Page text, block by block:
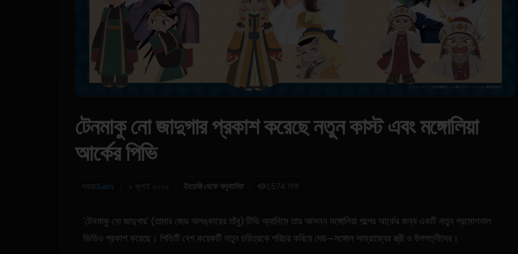
টেনমাকু নো জাদুগার প্রকাশ করেছে নতুন কাস্ট এবং মঙ্গোলিয়া
আর্কের পিভি
দ্বারাSam ৯ জুলাই ২০২৬ ইংরেজি থেকে অনুবাদিত 1,574 ভিউ
'টেনমাকু নো জাদুগার' (তামার জেড অলঙ্কারের তাঁবু) টিভি অ্যানিমে তার আসন্ন মঙ্গোলিয়া গল্পের আর্কের জন্য একটি নতুন প্রমোশনাল
ভিডিও প্রকাশ করেছে। পিভিটি বেশ কয়েকটি নতুন চরিত্রকে পরিচয় করিয়ে দেয়—মঙ্গোল সাম্রাজ্যের স্ত্রী ও উপপত্নীদের।